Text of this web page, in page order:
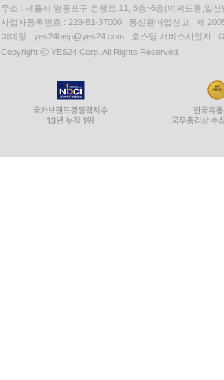
주소 : 서울시 영등포구 은행로 11, 5층~6층(여의도동,일신
사업자등록번호 : 229-81-37000 통신판매업신고 : 제
이메일 : yes24help@yes24.com 호스팅 서비스사업자 :
Copyright ⓒ YES24 Corp. All Rights Reserved.